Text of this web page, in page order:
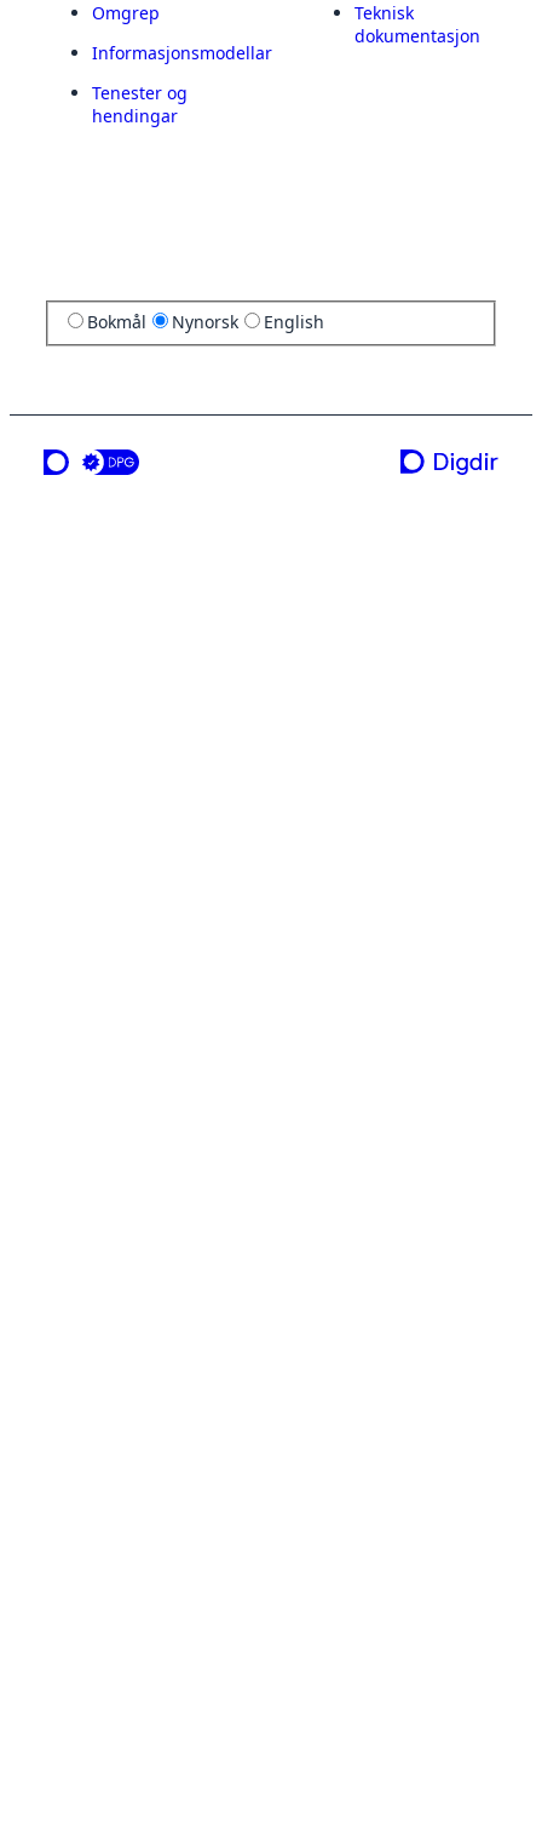
Omgrep
Informasjonsmodellar
Tenester og
hendingar
Teknisk
dokumentasjon
Bokmål Nynorsk English